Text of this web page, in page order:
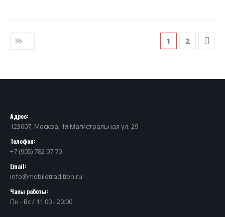
1 2
Адрес:
123007, Москва, 1я Магистральная ул. 29
Телефон:
+7 (905) 782 07 70
Email:
info@mobiletradition.ru
Часы работы:
Пн - Вс / 11:00 - 20:00